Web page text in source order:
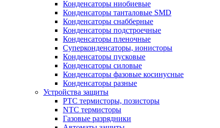
Конденсаторы ниобиевые
Конденсаторы танталовые SMD
Конденсаторы снабберные
Конденсаторы подстроечные
Конденсаторы пленочные
Суперконденсаторы, ионисторы
Конденсаторы пусковые
Конденсаторы силовые
Конденсаторы фазовые косинусные
Конденсаторы разные
Устройства защиты
PTC термисторы, позисторы
NTC термисторы
Газовые разрядники